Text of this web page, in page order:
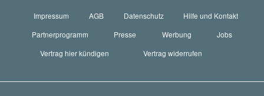
Impressum AGB Datenschutz
Hilfe und Kontakt
Partnerprogramm
Presse Werbung
Jobs
Vertrag hier kündigen
Vertrag widerrufen